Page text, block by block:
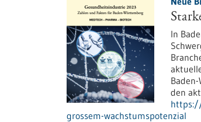
In
den
grossem-wachstumspotenzial